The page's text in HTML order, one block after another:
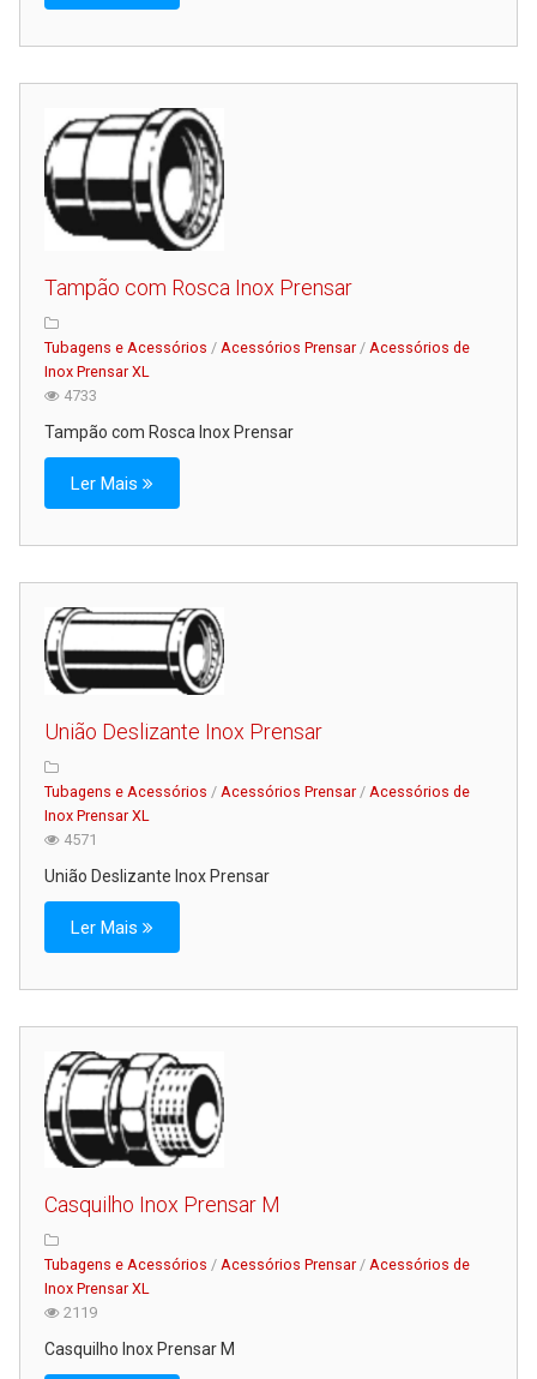
Centro de Formação
As Nossas Dicas
Novidades
Contactos
Tampão com Rosca Inox Prensar
Tubagens e Acessórios / Acessórios Prensar/ Acessórios de
Inox Prensar XL
4733
Tampão com Rosca Inox Prensar
Ler Mais
União Deslizante Inox Prensar
Tubagens e Acessórios / Acessórios Prensar/ Acessórios de
Inox Prensar XL
4571
União Deslizante Inox Prensar
Ler Mais
Casquilho Inox Prensar M
Tubagens e Acessórios / Acessórios Prensar/ Acessórios de
Inox Prensar XL
2119
Casquilho Inox Prensar M